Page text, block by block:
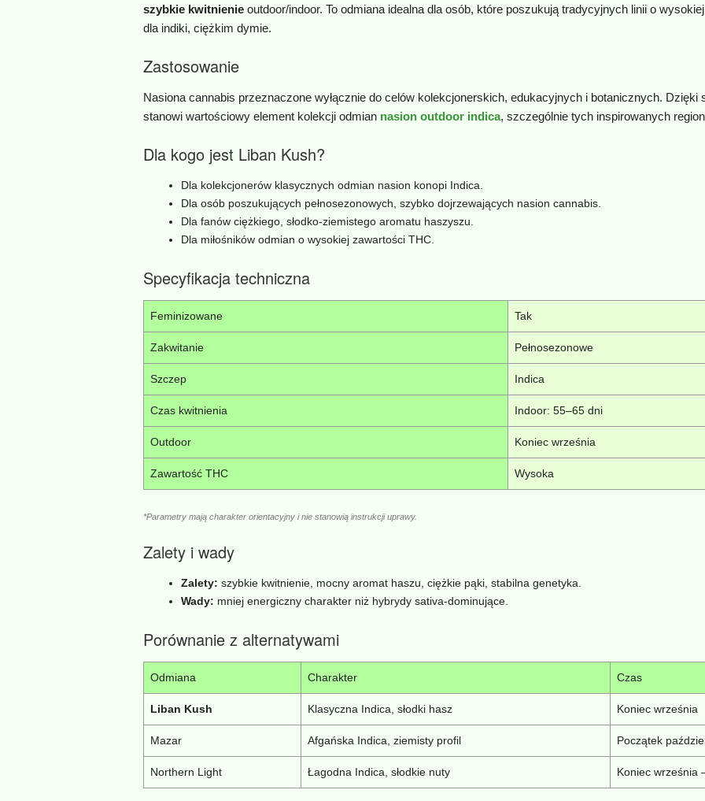
szybkie kwitnienie outdoor/indoor. To odmiana idealna dla osób, które poszukują tradycyjnych linii o
dla indiki, ciężkim dymie.
Zastosowanie
Nasiona cannabis przeznaczone wyłącznie do celów kolekcjonerskich, edukacyjnych i botanicznych. Dzięki
stanowi wartościowy element kolekcji odmian nasion outdoor indica, szczególnie tych inspirowanych
Dla kogo jest Liban Kush?
Dla kolekcjonerów klasycznych odmian nasion konopi Indica.
Dla osób poszukujących pełnosezonowych, szybko dojrzewających nasion cannabis.
Dla fanów ciężkiego, słodko‑ziemistego aromatu haszyszu.
Dla miłośników odmian o wysokiej zawartości THC.
Specyfikacja techniczna
Feminizowane Tak
Zakwitanie Pełnosezonowe
Szczep Indica
Czas kwitnienia Indoor: 55–65 dni
Outdoor Koniec września
Zawartość THC Wysoka
*Parametry mają charakter orientacyjny i nie stanowią instrukcji uprawy.
Zalety i wady
Zalety: szybkie kwitnienie, mocny aromat haszu, ciężkie pąki, stabilna genetyka.
Wady: mniej energiczny charakter niż hybrydy sativa‑dominujące.
Porównanie z alternatywami
Odmiana Charakter Czas
Liban Kush Klasyczna Indica, słodki hasz Koniec września
Mazar Afgańska Indica, ziemisty profil Początek
Northern Light Łagodna Indica, słodkie nuty Koniec września